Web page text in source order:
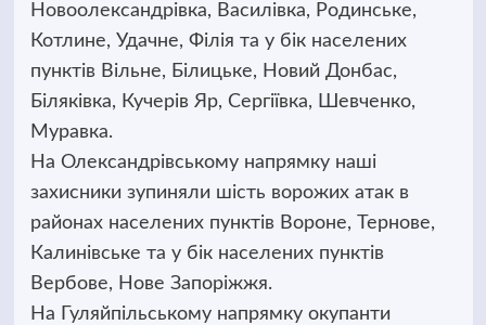
Новоолександрівка, Василівка, Родинське,
Котлине, Удачне, Філія та у бік населених
пунктів Вільне, Білицьке, Новий Донбас,
Біляківка, Кучерів Яр, Сергіївка, Шевченко,
Муравка.
На Олександрівському напрямку наші
захисники зупиняли шість ворожих атак в
районах населених пунктів Вороне, Тернове,
Калинівське та у бік населених пунктів
Вербове, Нове Запоріжжя.
На Гуляйпільському напрямку окупанти